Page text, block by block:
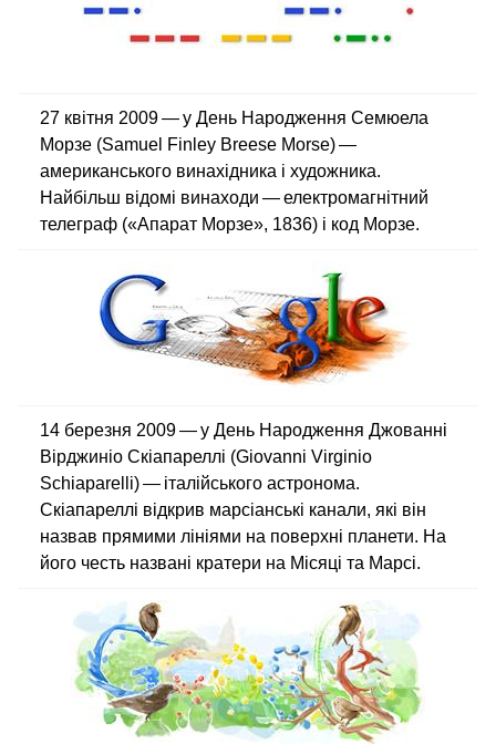
27 квітня 2009 — у День Народження Семюела
Морзе (Samuel Finley Breese Morse) —
американського винахідника і художника.
Найбільш відомі винаходи — електромагнітний
телеграф («Апарат Морзе», 1836) і код Морзе.
14 березня 2009 — у День Народження Джованні
Вірджиніо Скіапареллі (Giovanni Virginio
Schiaparelli) — італійського астронома.
Скіапареллі відкрив марсіанські канали, які він
назвав прямими лініями на поверхні планети. На
його честь названі кратери на Місяці та Марсі.